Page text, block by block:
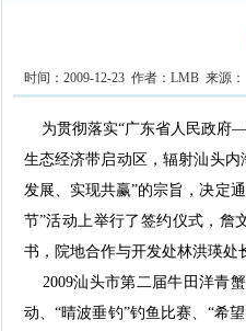
时间：2009-12-23 作者：LMB 来源：
为贯彻落实“广东省人民政府—
生态经济带启动区，辐射汕头
发展、实现共赢”的宗旨，决定
节”活动上举行了签约仪式，詹
书，院地合作与开发处林洪瑛处
2009汕头市第二届牛田洋青蟹
动、“晴波垂钓”钓鱼比赛、“希